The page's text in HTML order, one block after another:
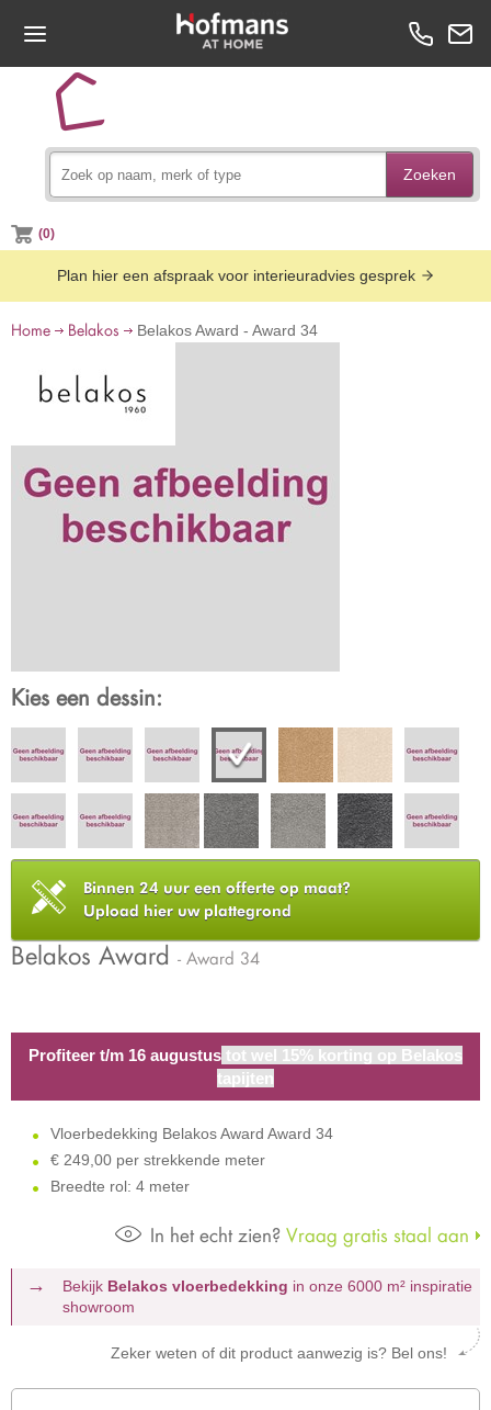
Zoeken
(0)
Plan hier een afspraak voor interieuradvies gesprek
Home Belakos Belakos Award - Award 34
Kies een dessin:
Binnen 24 uur een offerte op maat?
Upload hier uw plattegrond
Belakos Award - Award 34
Profiteer t/m 16 augustus tot wel 15% korting op Belakos
tapijten
Vloerbedekking Belakos Award Award 34
€ 249,00 per strekkende meter
Breedte rol: 4 meter
In het echt zien? Vraag gratis staal aan
Bekijk Belakos vloerbedekking in onze 6000 m² inspiratie
showroom
Zeker weten of dit product aanwezig is? Bel ons!